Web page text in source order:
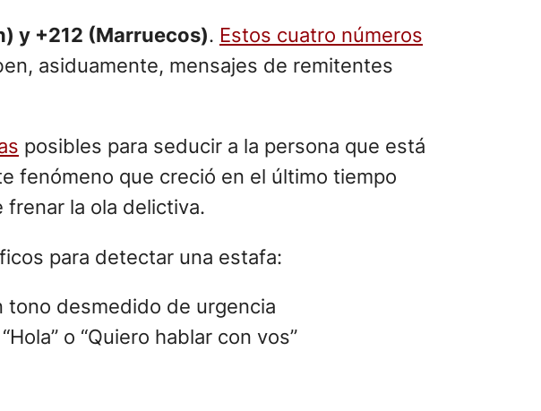
y +212 (Marruecos). Estos cuatro números
asiduamente, mensajes de remitentes
posibles para seducir a la persona que está
fenómeno que creció en el último tiempo
la ola delictiva.
para detectar una estafa:
tono desmedido de urgencia
o “Quiero hablar con vos”